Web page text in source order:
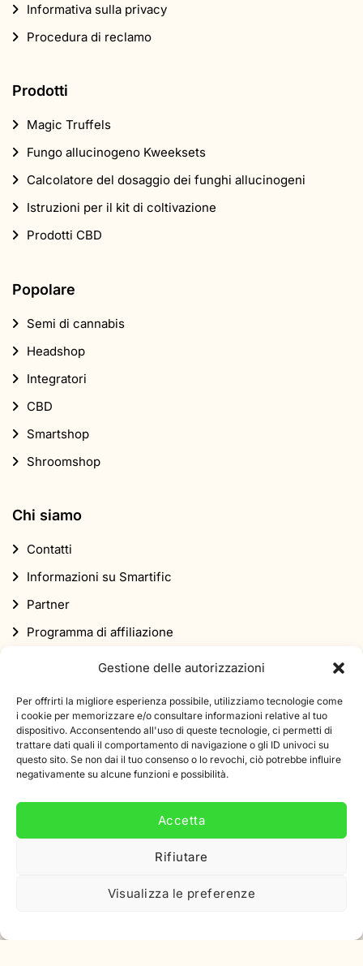
Gestione delle autorizzazioni
Per offrirti la migliore esperienza possibile, utilizziamo tecnologie come
i cookie per memorizzare e/o consultare informazioni relative al tuo
dispositivo. Acconsentendo all'uso di queste tecnologie, ci permetti di
trattare dati quali il comportamento di navigazione o gli ID univoci su
questo sito. Se non dai il tuo consenso o lo revochi, ciò potrebbe influire
negativamente su alcune funzioni e possibilità.
Accetta
Rifiutare
Visualizza le preferenze
Informativa sulla privacy
Procedura di reclamo
Prodotti
Magic Truffels
Fungo allucinogeno Kweeksets
Calcolatore del dosaggio dei funghi allucinogeni
Istruzioni per il kit di coltivazione
Prodotti CBD
Popolare
Semi di cannabis
Headshop
Integratori
CBD
Smartshop
Shroomshop
Chi siamo
Contatti
Informazioni su Smartific
Partner
Programma di affiliazione
Iscriviti alla nostra newsletter
Iscriviti alla nostra newsletter e ricevi uno sconto di 10%